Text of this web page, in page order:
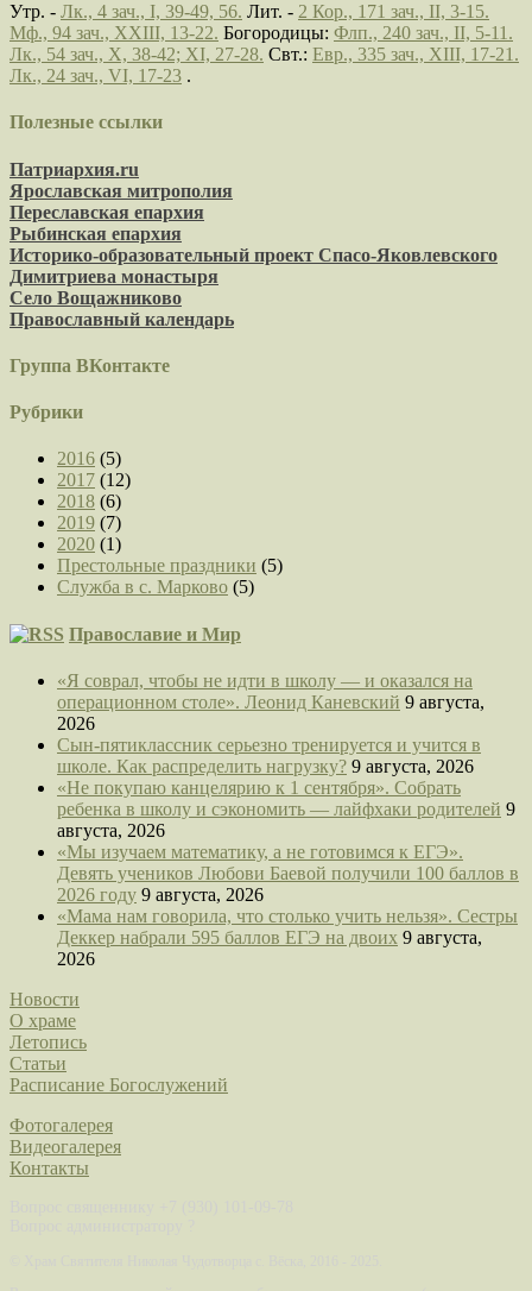
Утр. - Лк., 4 зач., I, 39-49, 56. Лит. - 2 Кор., 171 зач., II, 3-15.
Мф., 94 зач., XXIII, 13-22. Богородицы: Флп., 240 зач., II, 5-11.
Лк., 54 зач., X, 38-42; XI, 27-28. Свт.: Евр., 335 зач., XIII, 17-21.
Лк., 24 зач., VI, 17-23 .
Полезные ссылки
Патриархия.ru
Ярославская митрополия
Переславская епархия
Рыбинская епархия
Историко-образовательный проект Спасо-Яковлевского
Димитриева монастыря
Село Вощажниково
Православный календарь
Группа ВКонтакте
Рубрики
2016 (5)
2017 (12)
2018 (6)
2019 (7)
2020 (1)
Престольные праздники (5)
Служба в с. Марково (5)
Православие и Мир
«Я соврал, чтобы не идти в школу — и оказался на
операционном столе». Леонид Каневский 9 августа,
2026
Сын-пятиклассник серьезно тренируется и учится в
школе. Как распределить нагрузку? 9 августа, 2026
«Не покупаю канцелярию к 1 сентября». Собрать
ребенка в школу и сэкономить — лайфхаки родителей 9
августа, 2026
«Мы изучаем математику, а не готовимся к ЕГЭ».
Девять учеников Любови Баевой получили 100 баллов в
2026 году 9 августа, 2026
«Мама нам говорила, что столько учить нельзя». Сестры
Деккер набрали 595 баллов ЕГЭ на двоих 9 августа,
2026
Новости
О храме
Летопись
Статьи
Расписание Богослужений
Фотогалерея
Видеогалерея
Контакты